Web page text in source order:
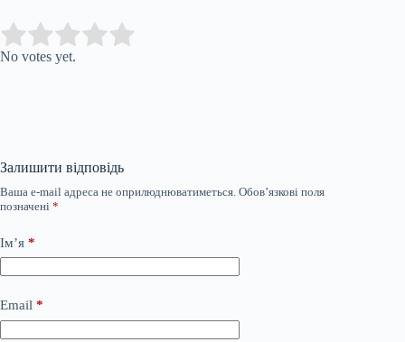
Rate this item:
No votes yet.
Залишити відповідь
Ваша e-mail адреса не оприлюднюватиметься. Обов’язкові поля
позначені *
Ім’я *
Email *